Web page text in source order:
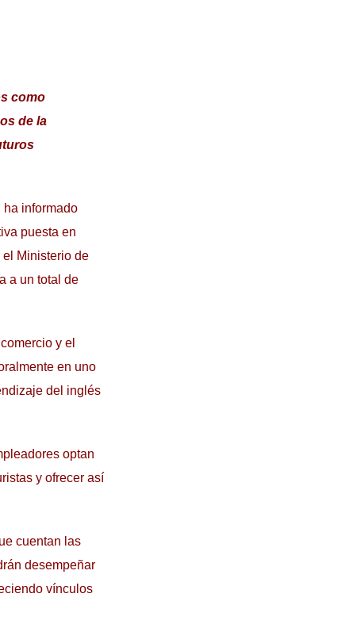
como
de la
ha informado
puesta en
el Ministerio de
a un total de
y el
en uno
del inglés
optan
y ofrecer así
cuentan las
desempeñar
vínculos